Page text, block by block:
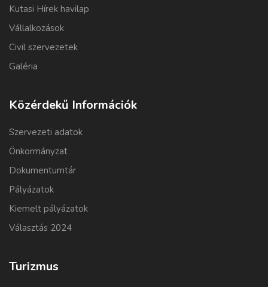
Kutasi Hírek havilap
Vállalkozások
Civil szervezetek
Galéria
Közérdekű Információk
Szervezeti adatok
Önkormányzat
Dokumentumtár
Pályázatok
Kiemelt pályázatok
Választás 2024
Turizmus